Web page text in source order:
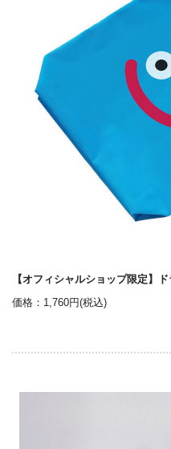
【オフィシャルショップ限定】
価格：1,760円(税込)